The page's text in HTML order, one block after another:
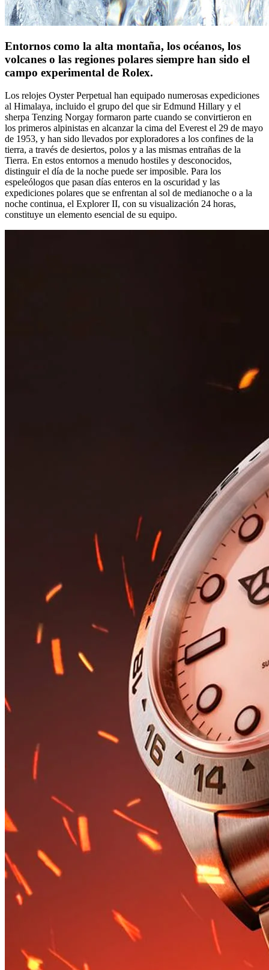
Entornos como la alta montaña, los océanos, los
volcanes o las regiones polares siempre han sido el
campo experimental de Rolex.
Los relojes Oyster Perpetual han equipado numerosas expediciones
al Himalaya, incluido el grupo del que sir Edmund Hillary y el
sherpa Tenzing Norgay formaron parte cuando se convirtieron en
los primeros alpinistas en alcanzar la cima del Everest el 29 de mayo
de 1953, y han sido llevados por exploradores a los confines de la
tierra, a través de desiertos, polos y a las mismas entrañas de la
Tierra. En estos entornos a menudo hostiles y desconocidos,
distinguir el día de la noche puede ser imposible. Para los
espeleólogos que pasan días enteros en la oscuridad y las
expediciones polares que se enfrentan al sol de medianoche o a la
noche continua, el Explorer II, con su visualización 24 horas,
constituye un elemento esencial de su equipo.